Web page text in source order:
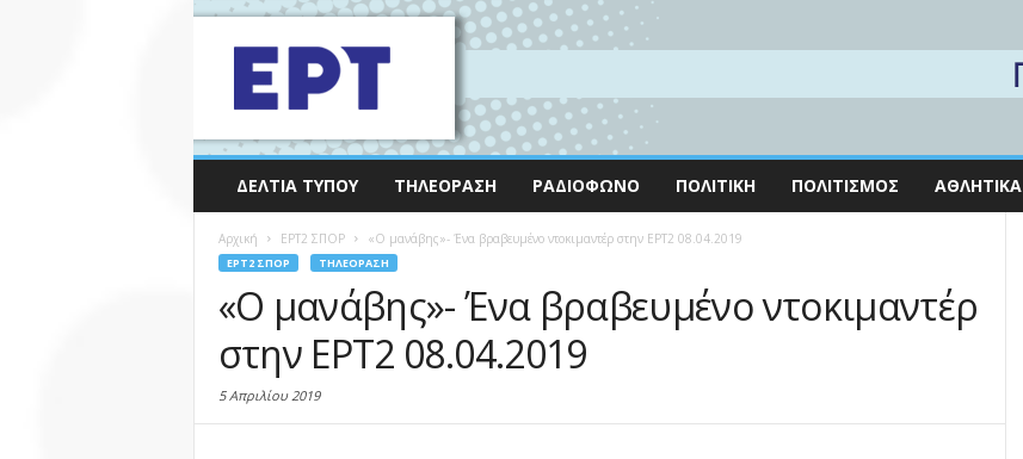
ΔΕΛΤΊΑ ΤΎΠΟΥ ΤΗΛΕΌΡΑΣΗ ΡΑΔΙΌΦΩΝΟ ΠΟΛΙΤΙΚΉ ΠΟΛΙΤΙΣΜΌΣ ΑΘΛΗΤΙΚΆ
Αρχική EΡΤ2 ΣΠΟΡ «Ο μανάβης»- Ένα βραβευμένο ντοκιμαντέρ στην ΕΡΤ2 08.04.2019
EΡΤ2 ΣΠΟΡ ΤΗΛΕΌΡΑΣΗ
«Ο μανάβης»- Ένα βραβευμένο ντοκιμαντέρ
στην ΕΡΤ2 08.04.2019
5 Απριλίου 2019